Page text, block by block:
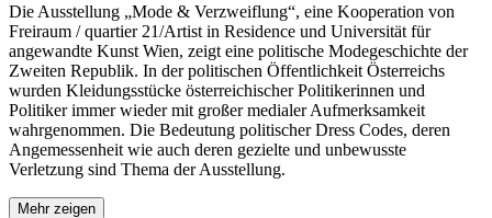
Die Ausstellung „Mode & Verzweiflung“, eine Kooperation von
Freiraum / quartier 21/Artist in Residence und Universität für
angewandte Kunst Wien, zeigt eine politische Modegeschichte der
Zweiten Republik. In der politischen Öffentlichkeit Österreichs
wurden Kleidungsstücke österreichischer Politikerinnen und
Politiker immer wieder mit großer medialer Aufmerksamkeit
wahrgenommen. Die Bedeutung politischer Dress Codes, deren
Angemessenheit wie auch deren gezielte und unbewusste
Verletzung sind Thema der Ausstellung.
Mehr zeigen